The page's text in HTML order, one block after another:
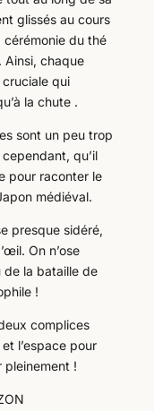
glissés au cours
du thé
Ainsi, chaque
qui
la chute .
sont un peu trop
qu’il
pour raconter le
médiéval.
presque sidéré,
On n’ose
de la bataille de
!
complices
l’espace pour
pleinement !